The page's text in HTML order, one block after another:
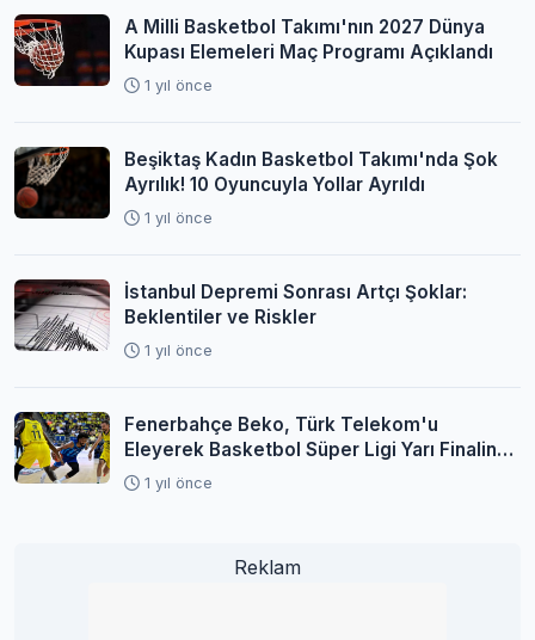
A Milli Basketbol Takımı'nın 2027 Dünya
Kupası Elemeleri Maç Programı Açıklandı
1 yıl önce
Beşiktaş Kadın Basketbol Takımı'nda Şok
Ayrılık! 10 Oyuncuyla Yollar Ayrıldı
1 yıl önce
İstanbul Depremi Sonrası Artçı Şoklar:
Beklentiler ve Riskler
1 yıl önce
Fenerbahçe Beko, Türk Telekom'u
Eleyerek Basketbol Süper Ligi Yarı Finaline
Yükseldi
1 yıl önce
Reklam